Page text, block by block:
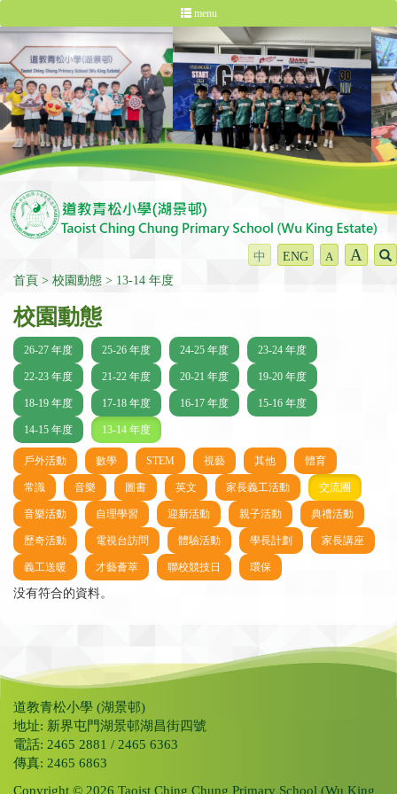
menu
中 ENG A A
首頁 校園動態 13-14 年度
校園動態
26-27 年度 25-26 年度 24-25 年度 23-24 年度
22-23 年度 21-22 年度 20-21 年度 19-20 年度
18-19 年度 17-18 年度 16-17 年度 15-16 年度
14-15 年度 13-14 年度
戶外活動 數學 STEM 視藝 其他 體育
常識 音樂 圖書 英文 家長義工活動 交流團
音樂活動 自理學習 迎新活動 親子活動 典禮活動
歷奇活動 電視台訪問 體驗活動 學長計劃 家長講座
義工送暖 才藝薈萃 聯校競技日 環保
没有符合的資料。
道教青松小學 (湖景邨)
地址: 新界屯門湖景邨湖昌街四號
電話: 2465 2881 / 2465 6363
傳真: 2465 6863
Copyright © 2026 Taoist Ching Chung Primary School (Wu King